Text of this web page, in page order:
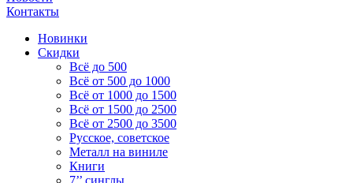
Контакты
Новинки
Скидки
Всё до 500
Всё от 500 до 1000
Всё от 1000 до 1500
Всё от 1500 до 2500
Всё от 2500 до 3500
Русское, советское
Металл на виниле
Книги
7’’ синглы